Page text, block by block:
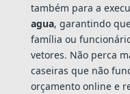
também para a
agua, garantindo
família ou
vetores. Não perca
caseiras que não
orçamento online e